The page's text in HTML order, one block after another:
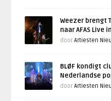
Weezer brengt
naar AFAS Live
doorArtiesten
BLØF kondigt
Nederlandse
doorArtiesten